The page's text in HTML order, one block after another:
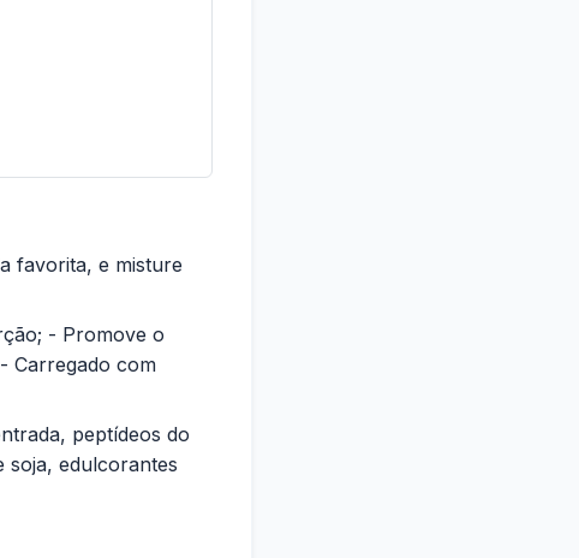
favorita, e misture
- Promove o
Carregado com
peptídeos do
soja, edulcorantes